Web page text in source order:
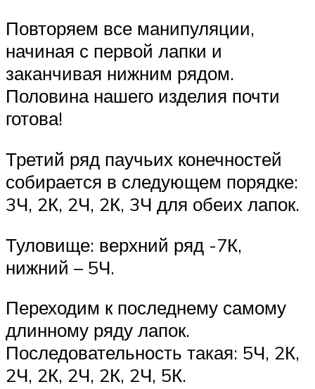
Повторяем все манипуляции,
начиная с первой лапки и
заканчивая нижним рядом.
Половина нашего изделия почти
готова!
Третий ряд паучьих конечностей
собирается в следующем порядке:
3Ч, 2К, 2Ч, 2К, 3Ч для обеих лапок.
Туловище: верхний ряд -7К,
нижний – 5Ч.
Переходим к последнему самому
длинному ряду лапок.
Последовательность такая: 5Ч, 2К,
2Ч, 2К, 2Ч, 2К, 2Ч, 5К.